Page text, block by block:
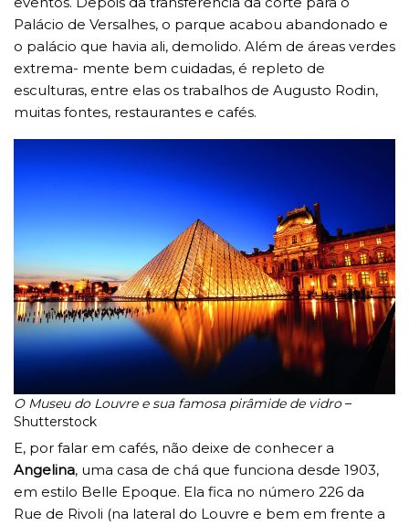
Palácio de Versalhes, o parque acabou abandonado e
o palácio que havia ali, demolido. Além de áreas verdes
extrema- mente bem cuidadas, é repleto de
esculturas, entre elas os trabalhos de Augusto Rodin,
muitas fontes, restaurantes e cafés.
O Museu do Louvre e sua famosa pirâmide de vidro–
Shutterstock
E, por falar em cafés, não deixe de conhecer a
Angelina, uma casa de chá que funciona desde 1903,
em estilo Belle Epoque. Ela fica no número 226 da
Rue de Rivoli (na lateral do Louvre e bem em frente a